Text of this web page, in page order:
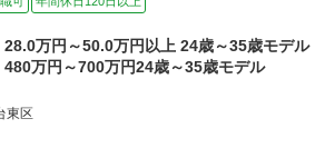
28.0万円～50.0万円以上 24歳～35歳モデル
480万円～700万円24歳～35歳モデル
東区